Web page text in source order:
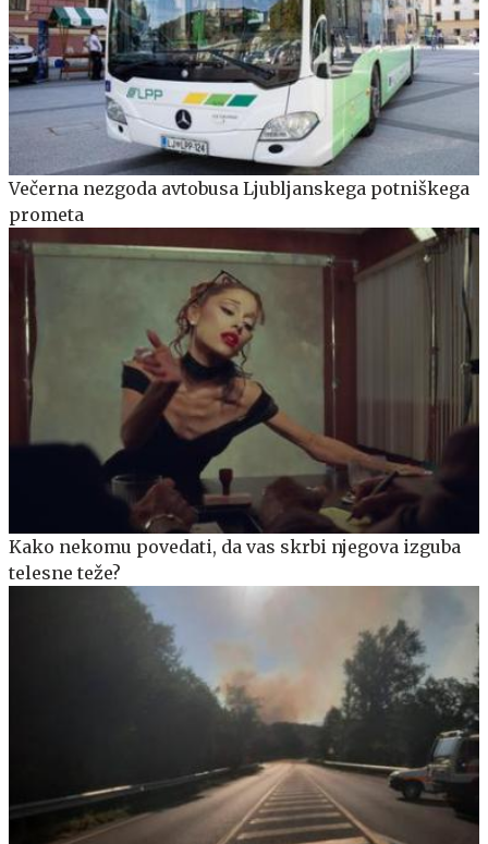
Večerna nezgoda avtobusa Ljubljanskega potniškega
prometa
Kako nekomu povedati, da vas skrbi njegova izguba
telesne teže?